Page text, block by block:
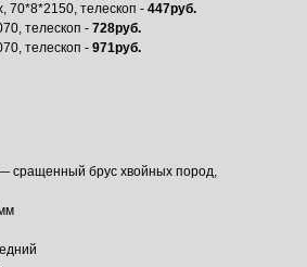
70*8*2150, телескоп - 447руб.
телескоп - 728руб.
телескоп - 971руб.
брус хвойных пород,